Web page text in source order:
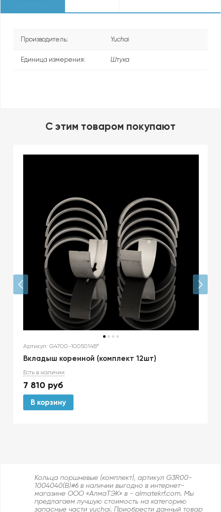
Производитель: Yuchai
Единица измерения: Штука
C этим товаром покупают
Артикул: G4700-1005014B*
Вкладыш коренной (комплект 12шт)
Есть в наличии
7 810 руб
В корзину
Кольца поршневые (комплект), артикул G3R00-
1004040(B)#6 в наличии выгодно в интернет-
магазине ООО «АлмаТЭК» в - almatekrf.com. Мы
предлагаем лучшую стоимость на категорию
запасные части yuchai. Приобрести данный товар